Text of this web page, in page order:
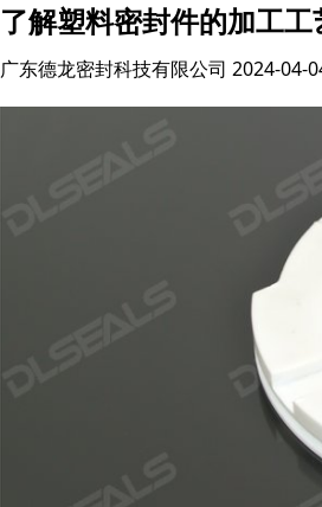
了解塑料密封件的加工
广东德龙密封科技有限公司 2024-04-